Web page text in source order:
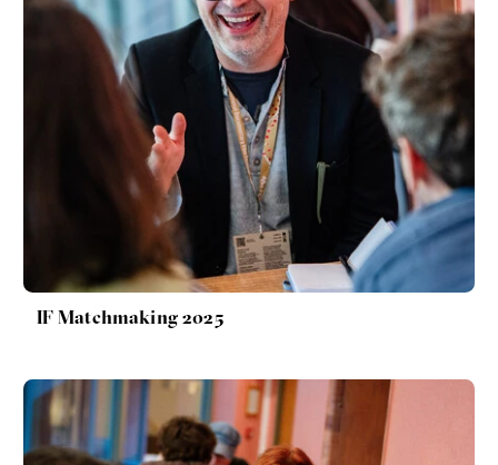
Patricia Churchland
Filozofka
seznamek
Terézia Ferjančeková, Petr
Bittner
rozhovor
IF Matchmaking 2025